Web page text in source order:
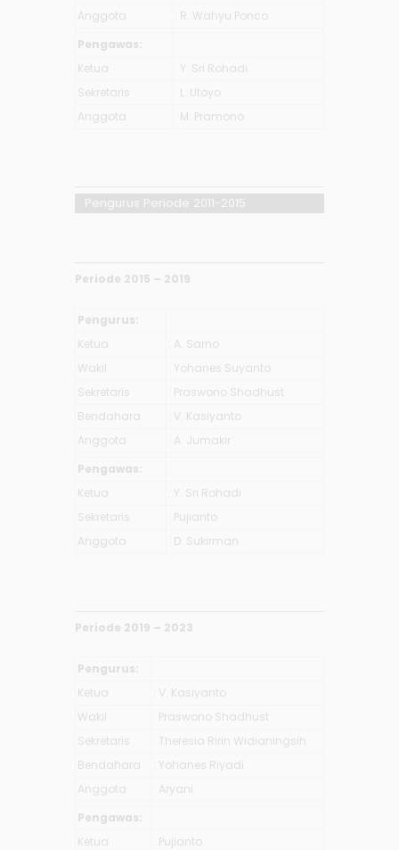
Anggota
: R. Wahyu Ponco
Pengawas:
Ketua
: Y. Sri Rohadi
Sekretaris
: L. Utoyo
Anggota
: M. Pramono
Pengurus Periode 2011-2015
Periode 2015 – 2019
Pengurus:
Ketua
: A. Sarno
Wakil
: Yohanes Suyanto
Sekretaris
: Praswono Shadhust
Bendahara
: V. Kasiyanto
Anggota
: A. Jumakir
Pengawas:
Ketua
: Y. Sri Rohadi
Sekretaris
: Pujianto
Anggota
: D. Sukirman
Periode 2019 – 2023
Pengurus:
Ketua
: V. Kasiyanto
Wakil
: Praswono Shadhust
Sekretaris
: Theresia Ririn Widianingsih
Bendahara
: Yohanes Riyadi
Anggota
: Aryani
Pengawas:
Ketua
: Pujianto